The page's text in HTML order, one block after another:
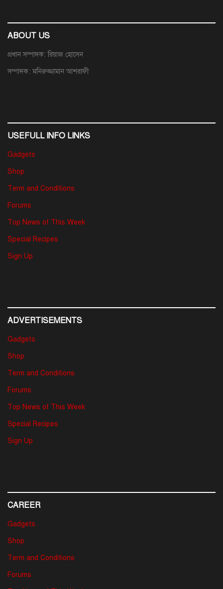
ABOUT US
প্রধান সম্পাদক: রিয়াজ হোসেন
সম্পাদক: মনিরুজ্জামান আশরাফী
USEFULL INFO LINKS
Gadgets
Shop
Term and Conditions
Forums
Top News of This Week
Special Recipes
Sign Up
ADVERTISEMENTS
Gadgets
Shop
Term and Conditions
Forums
Top News of This Week
Special Recipes
Sign Up
CAREER
Gadgets
Shop
Term and Conditions
Forums